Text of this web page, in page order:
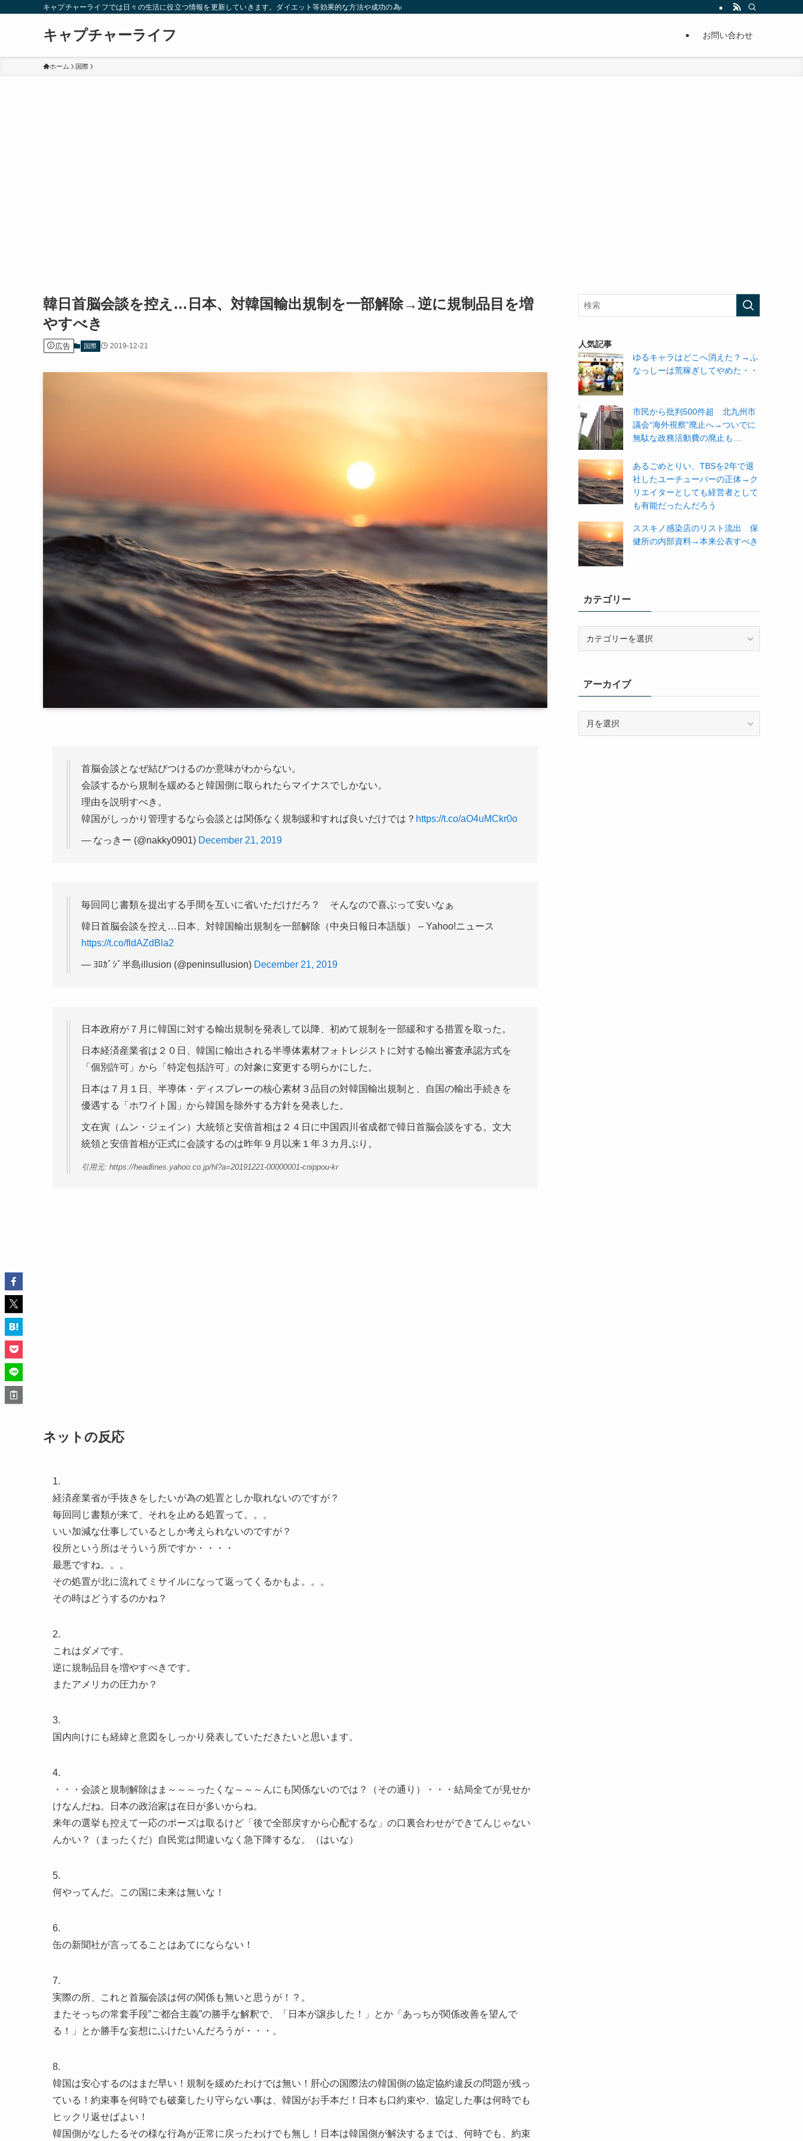
キャプチャーライフでは日々の生活に役立つ情報を更新していきます。ダイエット等効果的な方法や成功の為の秘訣等。太ったり悩んでいる方々が簡単に痩せることが出来るように分かりやすくまとめています。
キャプチャーライフ お問い合わせ
ホーム 国際
韓日首脳会談を控え…日本、対韓国輸出規制を一部解除→逆に規制品目を増
やすべき
広告 国際 2019-12-21
首脳会談となぜ結びつけるのか意味がわからない。
会談するから規制を緩めると韓国側に取られたらマイナスでしかない。
理由を説明すべき。
韓国がしっかり管理するなら会談とは関係なく規制緩和すれば良いだけでは？ https://t.co/aO4uMCkr0o
— なっきー (@nakky0901) December 21, 2019
毎回同じ書類を提出する手間を互いに省いただけだろ？ そんなので喜ぶって安いなぁ
韓日首脳会談を控え…日本、対韓国輸出規制を一部解除（中央日報日本語版） – Yahoo!ニュース
https://t.co/fldAZdBla2
— ﾖﾛｶﾞｼﾞ半島illusion (@peninsullusion) December 21, 2019
日本政府が７月に韓国に対する輸出規制を発表して以降、初めて規制を一部緩和する措置を取った。
日本経済産業省は２０日、韓国に輸出される半導体素材フォトレジストに対する輸出審査承認方式を
「個別許可」から「特定包括許可」の対象に変更する明らかにした。
日本は７月１日、半導体・ディスプレーの核心素材３品目の対韓国輸出規制と、自国の輸出手続きを
優遇する「ホワイト国」から韓国を除外する方針を発表した。
文在寅（ムン・ジェイン）大統領と安倍首相は２４日に中国四川省成都で韓日首脳会談をする。文大
統領と安倍首相が正式に会談するのは昨年９月以来１年３カ月ぶり。
引用元: https://headlines.yahoo.co.jp/hl?a=20191221-00000001-cnippou-kr
ネットの反応
1.
経済産業省が手抜きをしたいが為の処置としか取れないのですが？
毎回同じ書類が来て、それを止める処置って。。。
いい加減な仕事しているとしか考えられないのですが？
役所という所はそういう所ですか・・・・
最悪ですね。。。
その処置が北に流れてミサイルになって返ってくるかもよ。。。
その時はどうするのかね？
2.
これはダメです。
逆に規制品目を増やすべきです。
またアメリカの圧力か？
3.
国内向けにも経緯と意図をしっかり発表していただきたいと思います。
4.
・・・会談と規制解除はま～～～ったくな～～～んにも関係ないのでは？（その通り）・・・結局全てが見せか
けなんだね。日本の政治家は在日が多いからね。
来年の選挙も控えて一応のポーズは取るけど「後で全部戻すから心配するな」の口裏合わせができてんじゃない
んかい？（まったくだ）自民党は間違いなく急下降するな。（はいな）
5.
何やってんだ。この国に未来は無いな！
6.
缶の新聞社が言ってることはあてにならない！
7.
実際の所、これと首脳会談は何の関係も無いと思うが！？。
またそっちの常套手段”ご都合主義”の勝手な解釈で、「日本が譲歩した！」とか「あっちが関係改善を望んで
る！」とか勝手な妄想にふけたいんだろうが・・・。
8.
韓国は安心するのはまだ早い！規制を緩めたわけでは無い！肝心の国際法の韓国側の協定協約違反の問題が残っ
ている！約束事を何時でも破棄したり守らない事は、韓国がお手本だ！日本も口約束や、協定した事は何時でも
ヒックリ返せばよい！
韓国側がなしたるその様な行為が正常に戻ったわけでも無し！日本は韓国側が解決するまでは、何時でも、約束
人気記事
ゆるキャラはどこへ消えた？→ふ
なっしーは荒稼ぎしてやめた・・
市民から批判500件超 北九州市
議会“海外視察”廃止へ→ついでに
無駄な政務活動費の廃止も…
あるごめとりい、TBSを2年で退
社したユーチューバーの正体→ク
リエイターとしても経営者として
も有能だったんだろう
ススキノ感染店のリスト流出 保
健所の内部資料→本来公表すべき
カテゴリー
ーアーカイブ